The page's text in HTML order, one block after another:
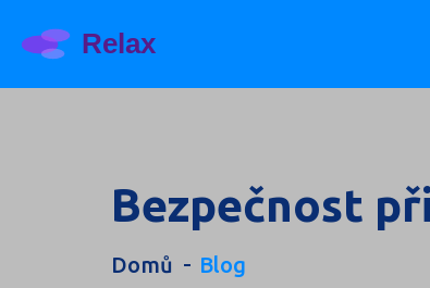
Bezpečnost
Domů Blog